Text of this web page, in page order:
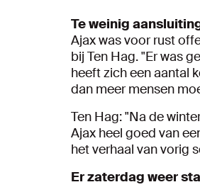
Te weinig
Ajax was voor rust
bij Ten Hag. "Er was
heeft zich een aantal
dan meer mensen
Ten Hag: "Na de
Ajax heel goed van
het verhaal van vorig
Er zaterdag weer